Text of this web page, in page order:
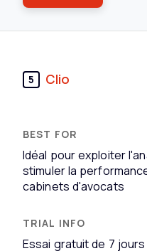
5 Clio
Idéal pour exploiter
stimuler la
cabinets d'avocats
Essai gratuit de 7 jours